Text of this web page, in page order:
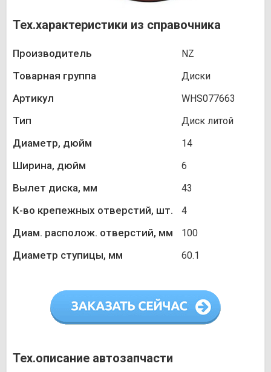
Тех.характеристики из справочника
Производитель NZ
Товарная группа Диски
Артикул WHS077663
Тип Диск литой
Диаметр, дюйм 14
Ширина, дюйм 6
Вылет диска, мм 43
К-во крепежных отверстий, шт. 4
Диам. располож. отверстий, мм 100
Диаметр ступицы, мм 60.1
Тех.описание автозапчасти